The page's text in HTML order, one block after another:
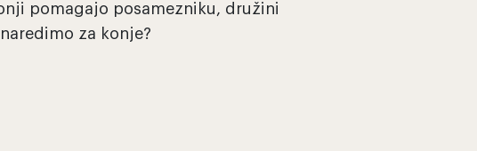
pomagajo posamezniku, družini
za konje?